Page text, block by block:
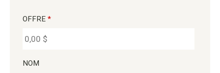
OFFRE *
NOM